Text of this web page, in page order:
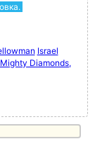
Israel
Diamonds,